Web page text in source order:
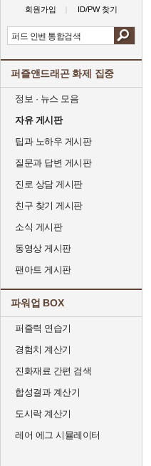
회원가입 ID/PW 찾기
퍼즐앤드래곤 화제 집중
정보 · 뉴스 모음
자유 게시판
팁과 노하우 게시판
질문과 답변 게시판
진로 상담 게시판
친구 찾기 게시판
소식 게시판
동영상 게시판
팬아트 게시판
파워업 BOX
퍼즐력 연습기
경험치 계산기
진화재료 간편 검색
합성결과 계산기
도시락 계산기
레어 에그 시뮬레이터